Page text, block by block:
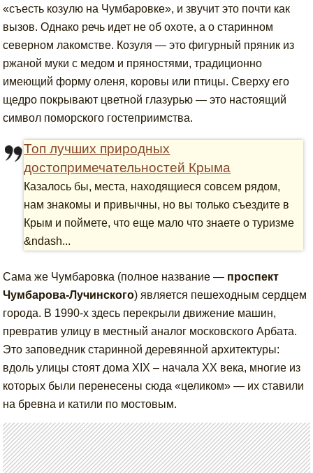
«съесть козулю на Чумбаровке», и звучит это почти как
вызов. Однако речь идет не об охоте, а о старинном
северном лакомстве. Козуля — это фигурный пряник из
ржаной муки с медом и пряностями, традиционно
имеющий форму оленя, коровы или птицы. Сверху его
щедро покрывают цветной глазурью — это настоящий
символ поморского гостеприимства.
Топ лучших природных
достопримечательностей Крыма
Казалось бы, места, находящиеся совсем рядом,
нам знакомы и привычны, но вы только съездите в
Крым и поймете, что еще мало что знаете о туризме
&ndash...
Сама же Чумбаровка (полное название — проспект
Чумбарова-Лучинского) является пешеходным сердцем
города. В 1990-х здесь перекрыли движение машин,
превратив улицу в местный аналог московского Арбата.
Это заповедник старинной деревянной архитектуры:
вдоль улицы стоят дома XIX – начала XX века, многие из
которых были перенесены сюда «целиком» — их ставили
на бревна и катили по мостовым.